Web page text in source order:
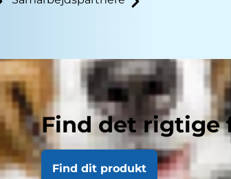
Find det
Find dit produkt
Halloween nærmer sig med hastige
Desværre tiltrækker de farverige